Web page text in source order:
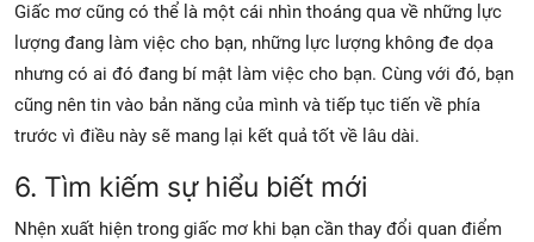
Giấc mơ cũng có thể là một cái nhìn thoáng qua về những lực
lượng đang làm việc cho bạn, những lực lượng không đe dọa
nhưng có ai đó đang bí mật làm việc cho bạn. Cùng với đó, bạn
cũng nên tin vào bản năng của mình và tiếp tục tiến về phía
trước vì điều này sẽ mang lại kết quả tốt về lâu dài.
6. Tìm kiếm sự hiểu biết mới
Nhện xuất hiện trong giấc mơ khi bạn cần thay đổi quan điểm